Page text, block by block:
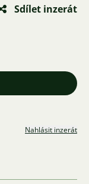
Sdílet inzerát
Nahlásit inzerát